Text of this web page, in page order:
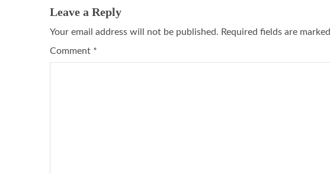
Leave a Reply
Your email address will not be published. Required fields are marked
Comment *